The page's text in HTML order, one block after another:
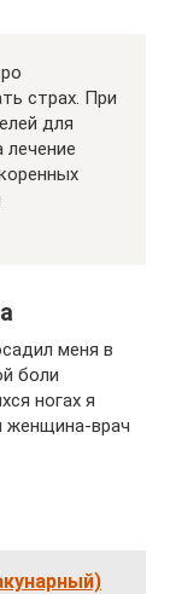
страх. При
для
лечение
меня в
боли
ногах я
женщина-врач